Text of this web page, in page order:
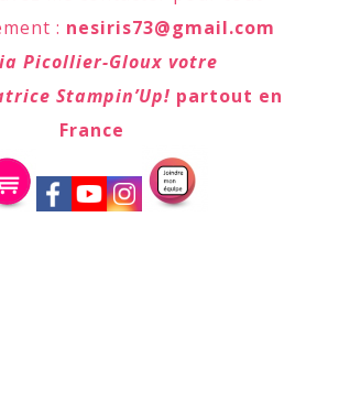
: nesiris73@gmail.com
Picollier-Gloux votre
Stampin’Up! partout en
France